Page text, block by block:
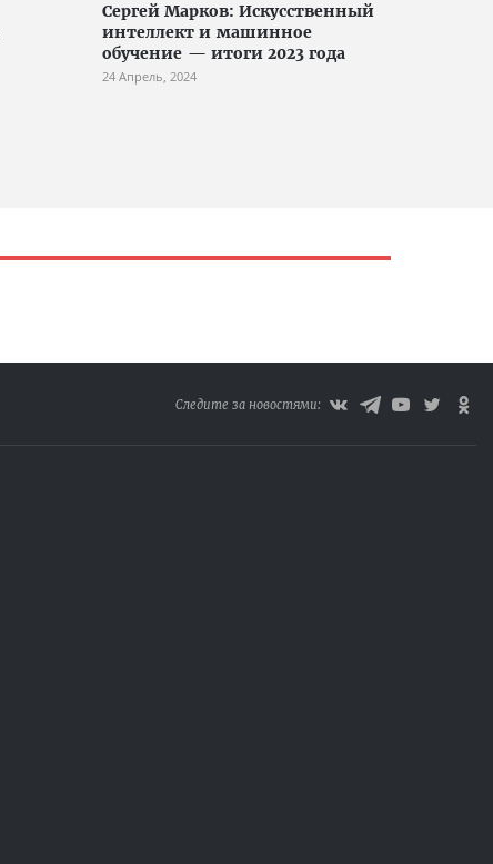
Сергей Марков: Искусственный
интеллект и машинное
обучение — итоги 2023 года
24 Апрель, 2024
Следите за новостями: